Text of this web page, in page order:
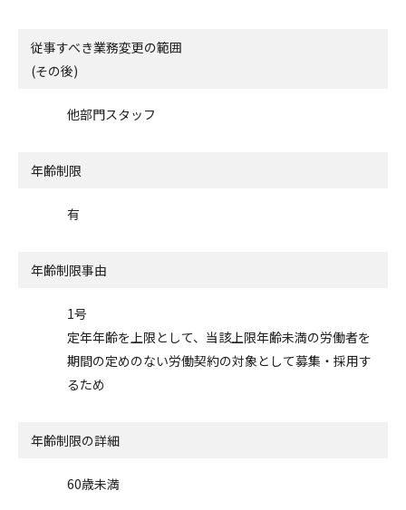
従事すべき業務変更の範囲
(その後)
他部門スタッフ
年齢制限
有
年齢制限事由
1号
定年年齢を上限として、当該上限年齢未満の労働者を
期間の定めのない労働契約の対象として募集・採用す
るため
年齢制限の詳細
60歳未満